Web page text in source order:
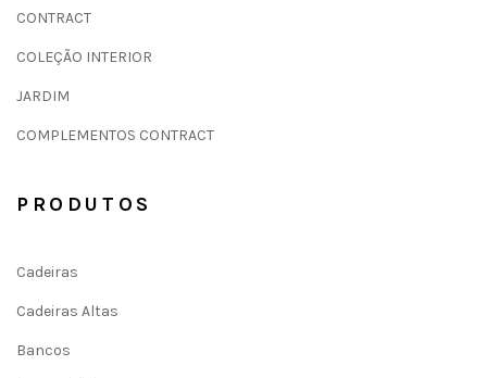
CONTRACT
COLEÇÃO INTERIOR
JARDIM
COMPLEMENTOS CONTRACT
PRODUTOS
Cadeiras
Cadeiras Altas
Bancos